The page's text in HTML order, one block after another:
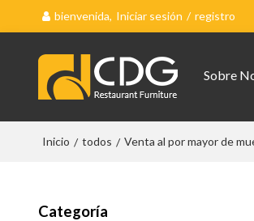
bienvenida, Iniciar sesión / registro
Sobre
Inicio / todos / Venta al por mayor de
Categoría